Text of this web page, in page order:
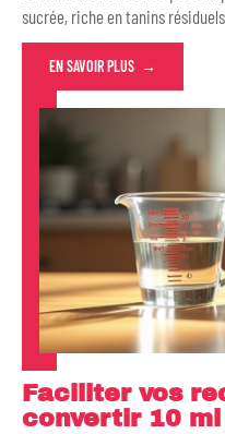
sucrée, riche en tanins résiduels
EN SAVOIR PLUS
Faciliter vos
convertir 10 ml